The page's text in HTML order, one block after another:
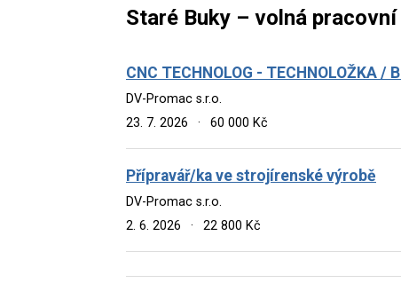
Staré Buky – volná
CNC TECHNOLOG - TECHNOLOŽKA /
DV-Promac s.r.o.
23. 7. 2026
· 60 000 Kč
Přípravář/ka ve strojírenské výrobě
DV-Promac s.r.o.
2. 6. 2026
· 22 800 Kč